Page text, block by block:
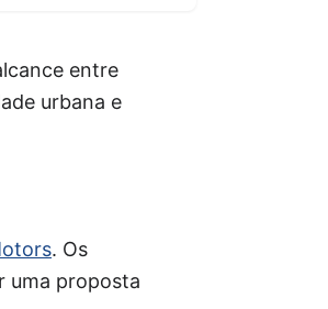
entre
urbana e
. Os
uma proposta